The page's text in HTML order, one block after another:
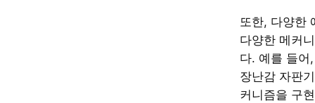
또한, 다양한
다양한 메커
다. 예를 들어
장난감 자판
커니즘을 구